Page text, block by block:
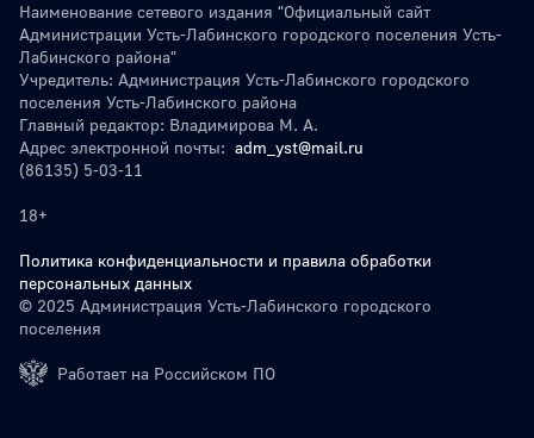
Наименование сетевого издания "Официальный сайт
Администрации Усть-Лабинского городского поселения Усть-
Лабинского района"
Учредитель: Администрация Усть-Лабинского городского
поселения Усть-Лабинского района
Главный редактор: Владимирова М. А.
Адрес электронной почты: adm_yst@mail.ru
(86135) 5-03-11
18+
Политика конфиденциальности и правила обработки
персональных данных
© 2025 Администрация Усть-Лабинского городского
поселения
Работает на Российском ПО